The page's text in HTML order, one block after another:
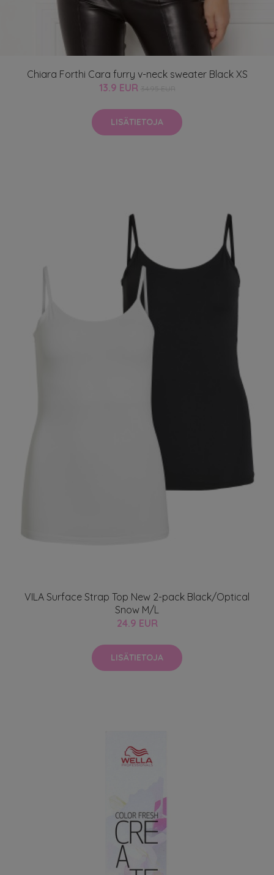
Chiara Forthi Cara furry v-neck sweater Black XS
13.9 EUR
LISÄTIETOJA
VILA Surface Strap Top New 2-pack Black/Optical
Snow M/L
24.9 EUR
LISÄTIETOJA